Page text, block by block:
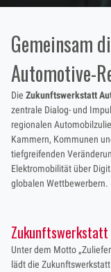
Gemeinsam
Automotive-
Die Zukunftswerkstatt
zentrale Dialog- und
regionalen
Kammern, Kommunen
tiefgreifenden
Elektromobilität über
globalen Wettbewerbern.
Unter dem Motto
lädt die